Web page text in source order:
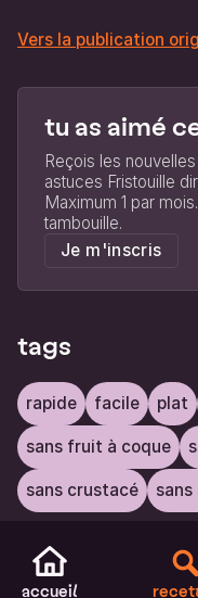
Vers la publication
tu as aimé
Reçois les
astuces Fristouille
Maximum 1 par
tambouille.
Je m'inscris
tags
rapide facile plat
sans fruit à coque
sans crustacé sans
accueil